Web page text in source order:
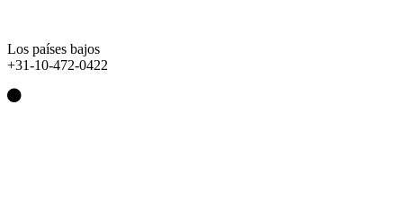
Los países bajos
+31-10-472-0422